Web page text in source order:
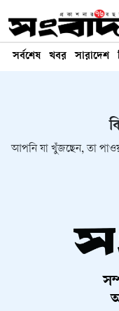
সর্বশেষ খবর সারাদেশ
আপনি যা খুঁজছেন, তা